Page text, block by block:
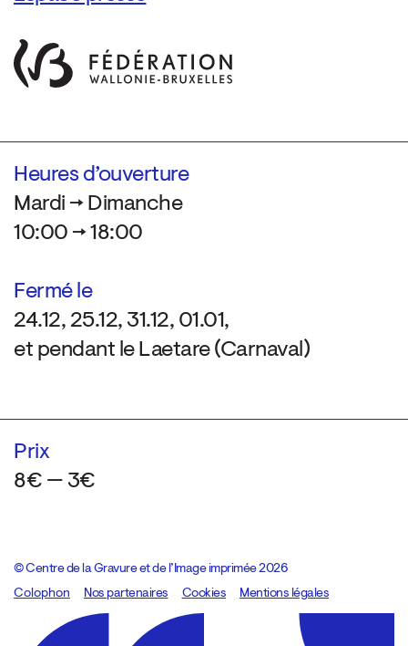
Heures d’ouverture
Mardi → Dimanche
10:00 → 18:00
Fermé le
24.12, 25.12, 31.12, 01.01,
et pendant le Laetare (Carnaval)
Prix
8€ — 3€
© Centre de la Gravure et de l’Image imprimée 2026
Colophon
Design:Marcel Kaczmarek, code:8080.studio
Nos partenaires Cookies Mentions légales